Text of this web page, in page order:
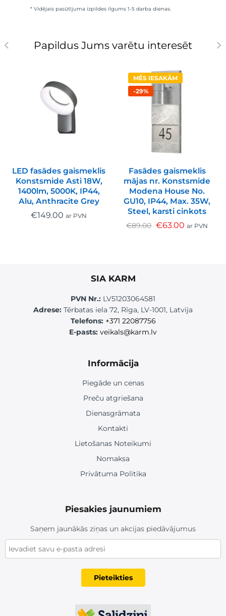
* Vidējais pasūtījuma izpildes ilgums 1-5 darba dienas.
Papildus Jums varētu interesēt
LED fasādes gaismeklis
Konstsmide Asti 18W,
1400lm, 5000K, IP44,
Alu, Anthracite Grey
€149.00 ar PVN
MĒS IESAKĀM
-29%
Fasādes gaismeklis
mājas nr. Konstsmide
Modena House No.
GU10, IP44, Max. 35W,
Steel, karsti cinkots
€89.00 €63.00 ar PVN
SIA KARM
PVN Nr.: LV51203064581
Adrese: Tērbatas iela 72, Rīga, LV-1001, Latvija
Telefons: +371 22087756
E-pasts: veikals@karm.lv
Informācija
Piegāde un cenas
Preču atgriešana
Dienasgrāmata
Kontakti
Lietošanas Noteikumi
Nomaksa
Privātuma Politika
Piesakies jaunumiem
Saņem jaunākās ziņas un akcijas piedāvājumus
Pieteikties